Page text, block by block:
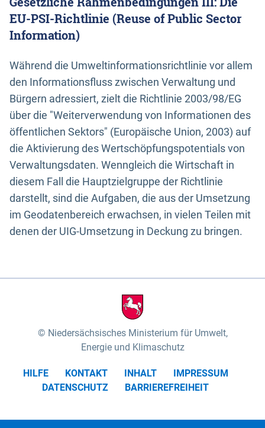
EU-PSI-Richtlinie (Reuse of Public Sector
Information)
Während die Umweltinformationsrichtlinie vor allem
den Informationsfluss zwischen Verwaltung und
Bürgern adressiert, zielt die Richtlinie 2003/98/EG
über die "Weiterverwendung von Informationen des
öffentlichen Sektors" (Europäische Union, 2003) auf
die Aktivierung des Wertschöpfungspotentials von
Verwaltungsdaten. Wenngleich die Wirtschaft in
diesem Fall die Hauptzielgruppe der Richtlinie
darstellt, sind die Aufgaben, die aus der Umsetzung
im Geodatenbereich erwachsen, in vielen Teilen mit
denen der UIG-Umsetzung in Deckung zu bringen.
Niedersächsisches Ministerium für Umwelt,
Energie und Klimaschutz
HILFE KONTAKT INHALT
IMPRESSUM
DATENSCHUTZ
BARRIEREFREIHEIT